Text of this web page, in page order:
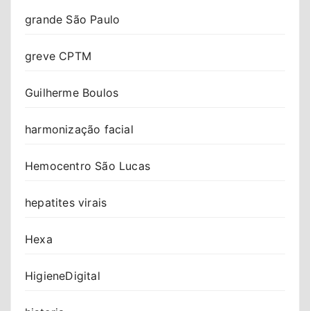
grande São Paulo
greve CPTM
Guilherme Boulos
harmonização facial
Hemocentro São Lucas
hepatites virais
Hexa
HigieneDigital